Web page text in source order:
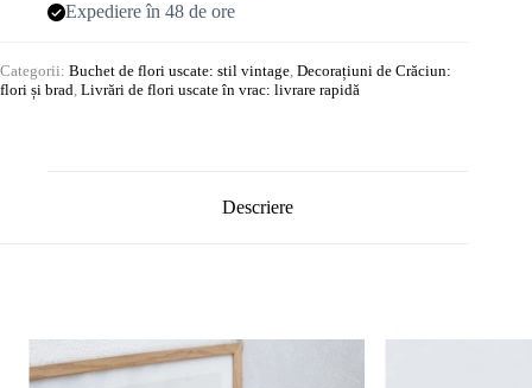
Expediere în 48 de ore
Categorii: Buchet de flori uscate: stil vintage, Decorațiuni de Crăciun:
flori și brad, Livrări de flori uscate în vrac: livrare rapidă
Descriere